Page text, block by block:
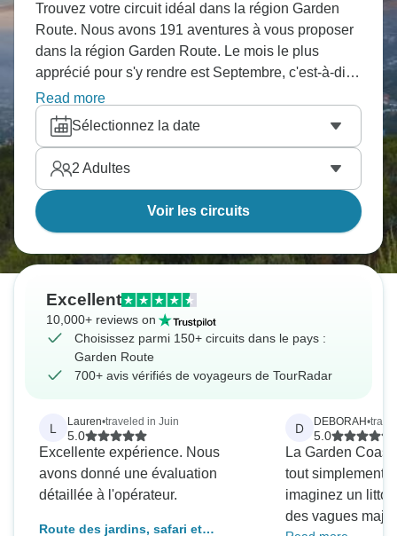
Trouvez votre circuit idéal dans la région Garden
Route. Nous avons 191 aventures à vous proposer
dans la région Garden Route. Le mois le plus
apprécié pour s'y rendre est Septembre, c'est-à-dire
le mois qui compte le plus grand nombre de
départs.
Read more
Sélectionnez la date
2 Adultes
Voir les circuits
Excellent
10,000+ reviews on
Choisissez parmi 150+ circuits dans le pays :
Garden Route
700+ avis vérifiés de voyageurs de TourRadar
L Lauren•traveled in Juin
5.0
Excellente expérience. Nous
avons donné une évaluation
détaillée à l'opérateur.
Route des jardins, safari et
D DEBORAH•
5.0
La Garden
tout simplement
imaginez un
des vagues